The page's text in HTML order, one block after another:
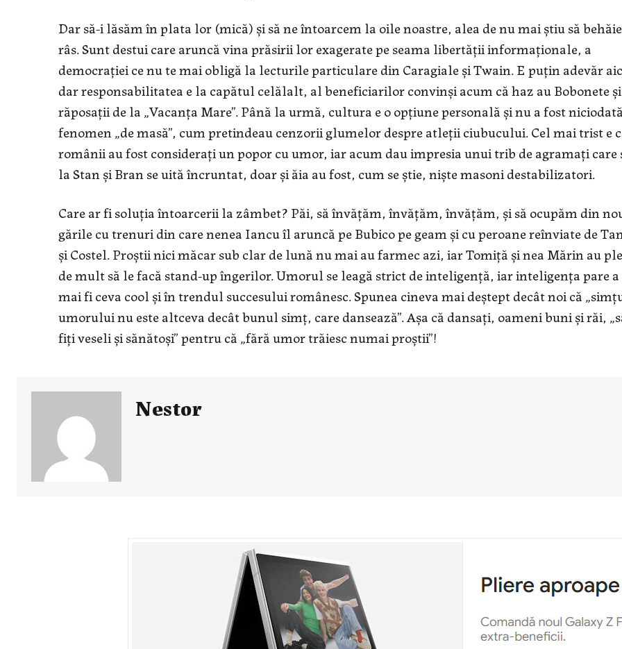
Dar să-i lăsăm în plata lor (mică) şi să ne întoarcem la oile noastre, alea de nu mai ştiu să
râs. Sunt destui care aruncă vina prăsirii lor exagerate pe seama libertăţii informaţionale, a
democraţiei ce nu te mai obligă la lecturile particulare din Caragiale şi Twain. E puţin adevăr
dar responsabilitatea e la capătul celălalt, al beneficiarilor convinşi acum că haz au Bobonete şi
răposaţii de la „Vacanţa Mare”. Până la urmă, cultura e o opţiune personală şi nu a fost
fenomen „de masă”, cum pretindeau cenzorii glumelor despre atleţii ciubucului. Cel mai trist e
românii au fost consideraţi un popor cu umor, iar acum dau impresia unui trib de agramaţi care
la Stan şi Bran se uită încruntat, doar şi ăia au fost, cum se ştie, nişte masoni destabilizatori.
Care ar fi soluţia întoarcerii la zâmbet? Păi, să învăţăm, învăţăm, învăţăm, şi să ocupăm din
gările cu trenuri din care nenea Iancu îl aruncă pe Bubico pe geam şi cu peroane reînviate de
şi Costel. Proştii nici măcar sub clar de lună nu mai au farmec azi, iar Tomiţă şi nea Mărin au
de mult să le facă stand-up îngerilor. Umorul se leagă strict de inteligenţă, iar inteligenţa pare
mai fi ceva cool şi în trendul succesului românesc. Spunea cineva mai deştept decât noi că
umorului nu este altceva decât bunul simţ, care dansează”. Aşa că dansaţi, oameni buni şi răi,
fiţi veseli şi sănătoşi” pentru că „fără umor trăiesc numai proştii”!
Nestor